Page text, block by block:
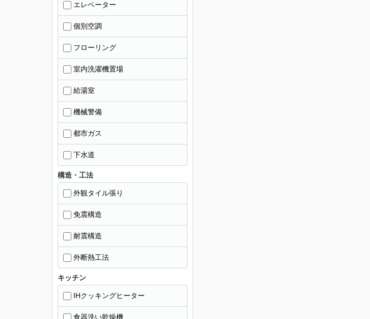
エレベーター
個別空調
フローリング
室内洗濯機置場
給湯室
機械警備
都市ガス
下水道
構造・工法
外観タイル張り
免震構造
耐震構造
外断熱工法
キッチン
IHクッキングヒーター
食器洗い乾燥機